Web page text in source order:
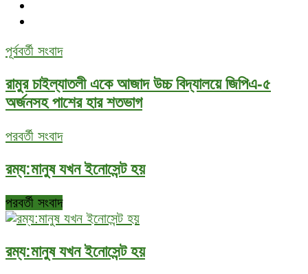
পূর্ববর্তী সংবাদ
রামুর চাইল্যাতলী একে আজাদ উচ্চ বিদ্যালয়ে জিপিএ-৫
অর্জনসহ পাশের হার শতভাগ
পরবর্তী সংবাদ
রম্য:মানুষ যখন ইনোসেন্ট হয়
পরবর্তী সংবাদ
রম্য:মানুষ যখন ইনোসেন্ট হয়